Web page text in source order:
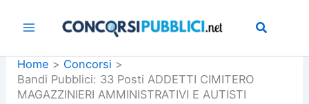
Home
Concorsi
Bandi Pubblici: 33 Posti ADDETTI CIMITERO
MAGAZZINIERI AMMINISTRATIVI E AUTISTI